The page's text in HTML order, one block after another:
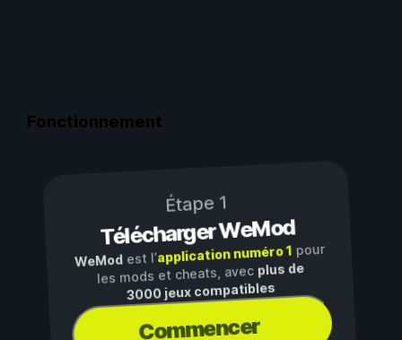
Fonctionnement
Étape 1
Télécharger WeMod
WeModest l’application numéro 1pour
les mods et cheats, avec plus de
3000 jeux compatibles
Commencer